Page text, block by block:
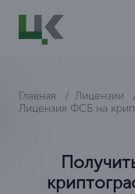
Главная Лицензии
Лицензия ФСБ на